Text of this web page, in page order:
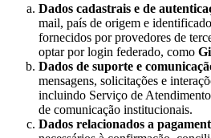
Dados cadastrais e de
mail, país de origem e
fornecidos por provedores de
optar por login federado, como
Dados de suporte e
mensagens, solicitações e
incluindo Serviço de
de comunicação institucionais.
Dados relacionados a